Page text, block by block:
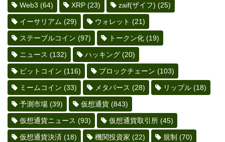
Web3 (64) XRP (23) zaif(ザイフ) (25)
イーサリアム (29) ウォレット (21)
ステーブルコイン (97) トークン化 (19)
ニュース (132) ハッキング (20)
ビットコイン (116) ブロックチェーン (103)
ミームコイン (33) メタバース (28) リップル (18)
予測市場 (39) 仮想通貨 (843)
仮想通貨ニュース (93) 仮想通貨取引所 (45)
仮想通貨決済 (18) 機関投資家 (22) 規制 (70)